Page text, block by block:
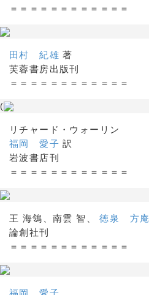
＝＝＝＝＝＝＝＝＝＝＝＝
田村 紀雄 著
芙蓉書房出版刊
＝＝＝＝＝＝＝＝＝＝＝＝
(
リチャード・ウォーリン
福岡 愛子 訳
岩波書店刊
＝＝＝＝＝＝＝＝＝＝＝＝
王 海鴒、南雲 智、徳泉 方庵
論創社刊
＝＝＝＝＝＝＝＝＝＝＝＝
福岡 愛子